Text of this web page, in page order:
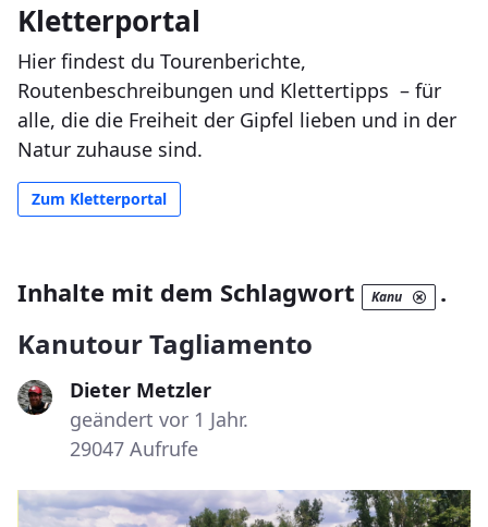
Kletterportal
Hier findest du Tourenberichte,
Routenbeschreibungen und Klettertipps – für
alle, die die Freiheit der Gipfel lieben und in der
Natur zuhause sind.
Zum Kletterportal
Inhalte mit dem Schlagwort Kanu .
Kanutour Tagliamento
Dieter Metzler
geändert vor 1 Jahr.
29047 Aufrufe